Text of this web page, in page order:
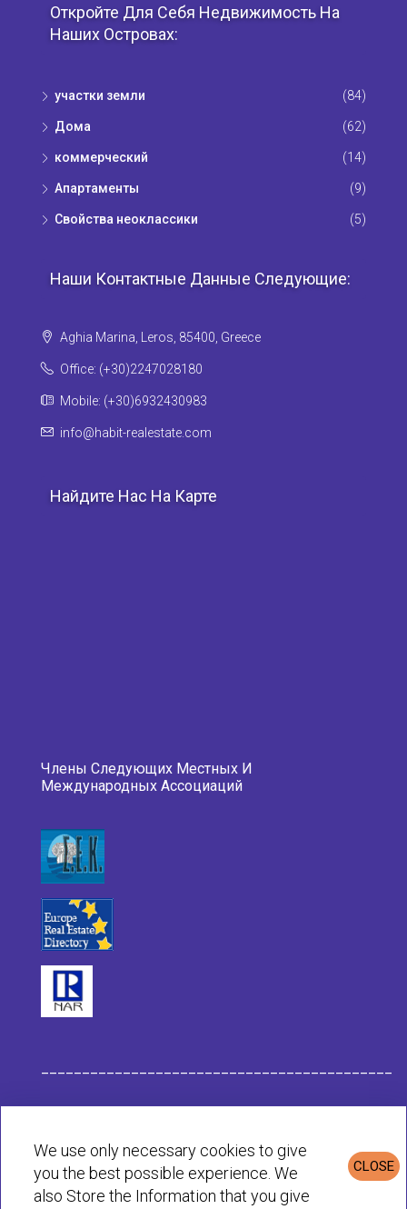
Откройте Для Себя Недвижимость На
Наших Островах:
участки земли (84)
Дома (62)
коммерческий (14)
Апартаменты (9)
Свойства неоклассики (5)
Наши Контактные Данные Следующие:
Aghia Marina, Leros, 85400, Greece
Office: (+30)2247028180
Mobile: (+30)6932430983
info@habit-realestate.com
Найдите Нас На Карте
Члены Следующих Местных И
Международных Ассоциаций
Политика конфиденциальности и cookie
CLOSE
We use only necessary cookies to give
you the best possible experience. We
also Store the Information that you give